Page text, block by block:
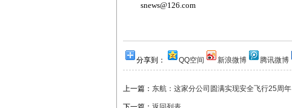
snews@126.com
分享到： QQ空间 新浪微博 腾讯微博
上一篇： 东航：这家分公司圆满实现安全飞行25周年